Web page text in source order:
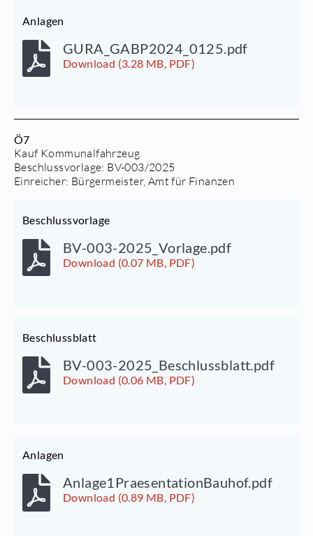
Anlagen
GURA_GABP2024_0125.pdf
Download (3.28 MB, PDF)
Ö7
Kauf Kommunalfahrzeug
Beschlussvorlage: BV-003/2025
Einreicher: Bürgermeister, Amt für Finanzen
Beschlussvorlage
BV-003-2025_Vorlage.pdf
Download (0.07 MB, PDF)
Beschlussblatt
BV-003-2025_Beschlussblatt.pdf
Download (0.06 MB, PDF)
Anlagen
Anlage1PraesentationBauhof.pdf
Download (0.89 MB, PDF)